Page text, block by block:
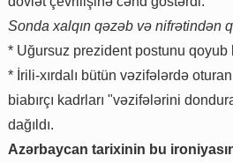
Sonda xalqın qəzəb və nifrətindən
* Uğursuz prezident postunu qoyub
* İrili-xırdalı bütün vəzifələrdə
biabırçı kadrları "vəzifələrini
dağıldı.
Azərbaycan tarixinin bu